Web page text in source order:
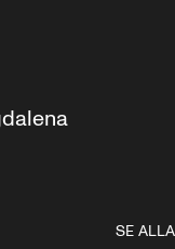
SE ALLA